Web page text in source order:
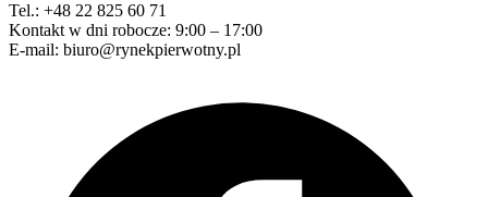
Tel.: +48 22 825 60 71
Kontakt w dni robocze: 9:00 – 17:00
E-mail: biuro@rynekpierwotny.pl